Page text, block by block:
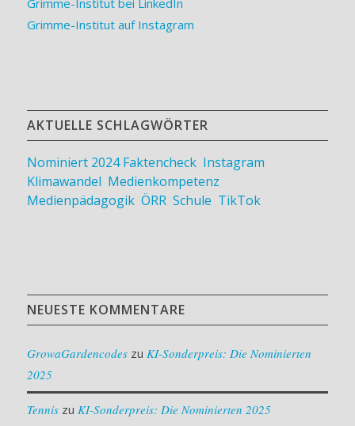
Grimme-Institut auf Instagram
AKTUELLE SCHLAGWÖRTER
Nominiert 2024 Faktencheck, Instagram
Klimawandel Medienkompetenz
Medienpädagogik, ÖRR, Schule TikTok
NEUESTE KOMMENTARE
GrowaGardencodeszu KI-Sonderpreis: Die Nominierten
2025
Tenniszu KI-Sonderpreis: Die Nominierten 2025